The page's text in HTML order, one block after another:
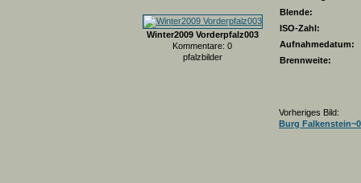
Winter2009 Vorderpfalz003
Kommentare: 0
pfalzbilder
Blende:
ISO-Zahl:
Aufnahmedatum:
Brennweite:
Vorheriges Bild:
Burg